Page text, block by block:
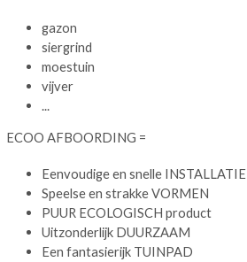
gazon
siergrind
moestuin
vijver
...
ECOO AFBOORDING =
Eenvoudige en snelle INSTALLATIE
Speelse en strakke VORMEN
PUUR ECOLOGISCH product
Uitzonderlijk DUURZAAM
Een fantasierijk TUINPAD